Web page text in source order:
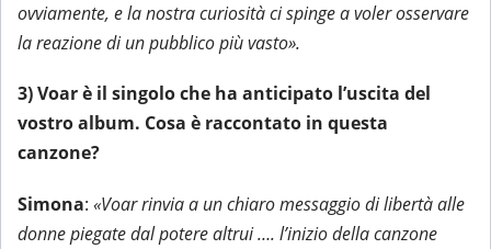
ovviamente, e la nostra curiosità ci spinge a voler osservare
la reazione di un pubblico più vasto».
3) Voar è il singolo che ha anticipato l’uscita del
vostro album. Cosa è raccontato in questa
canzone?
Simona: «Voar rinvia a un chiaro messaggio di libertà alle
donne piegate dal potere altrui …. l’inizio della canzone